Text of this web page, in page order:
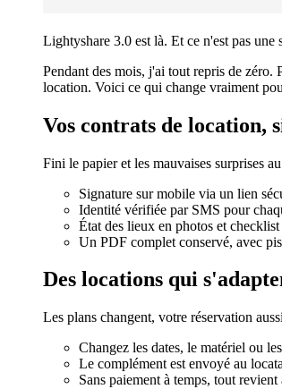
Lightyshare 3.0 est là. Et ce n'est pas
Pendant des mois, j'ai tout repris de zéro.
location. Voici ce qui change vraiment
Vos contrats de location,
Fini le papier et les mauvaises surprises
Signature sur mobile via un lien
Identité vérifiée par SMS pour
État des lieux en photos et
Un PDF complet conservé, avec
Des locations qui
Les plans changent, votre réservation
Changez les dates, le matériel ou
Le complément est envoyé au
Sans paiement à temps, tout